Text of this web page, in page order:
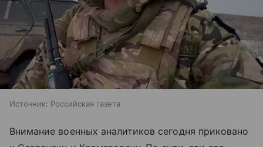
Источник: Российская газета
Внимание военных аналитиков сегодня приковано